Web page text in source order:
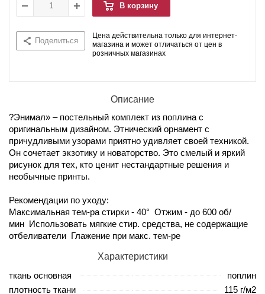
В корзину
Поделиться
Цена действительна только для интернет-
магазина и может отличаться от цен в
розничных магазинах
Описание
?Энимал» – постельный комплект из поплина с
оригинальным дизайном. Этнический орнамент с
причудливыми узорами приятно удивляет своей техникой.
Он сочетает экзотику и новаторство. Это смелый и яркий
рисунок для тех, кто ценит нестандартные решения и
необычные принты.
Рекомендации по уходу:
Максимальная тем-ра стирки - 40° Отжим - до 600 об/
мин Использовать мягкие стир. средства, не содержащие
отбеливатели Глажение при макс. тем-ре
Характеристики
ткань основная
поплин
плотность ткани
115 г/м2